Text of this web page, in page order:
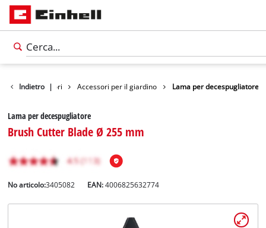
Indietro |
Accessori Accessori per il giardino Lama per decespugliatore
Lama per decespugliatore
Brush Cutter Blade Ø 255 mm
No articolo:3405082 EAN:4006825632774